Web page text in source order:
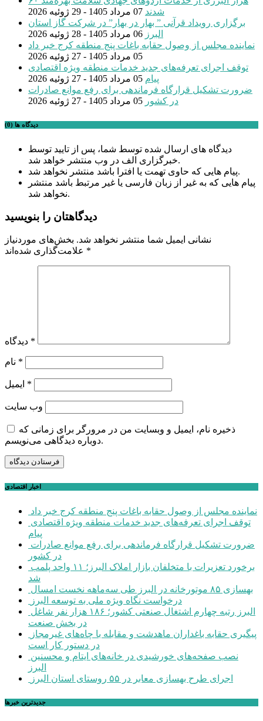
شدند 07 مرداد 1405 - 29 ژوئیه 2026
برگزاری رویداد قرآنی ” بهار در بهار” در شرکت گاز استان
البرز 06 مرداد 1405 - 28 ژوئیه 2026
نماینده مجلس از وصول حقابه باغات پنج منطقه کرج خبر داد
05 مرداد 1405 - 27 ژوئیه 2026
توقف اجرای تعرفه‌های جدید خدمات منطقه ویژه اقتصادی
پیام 05 مرداد 1405 - 27 ژوئیه 2026
ضرورت تشکیل قرارگاه فرماندهی برای رفع موانع صادرات
در کشور 05 مرداد 1405 - 27 ژوئیه 2026
دیدگاه ها (0)
دیدگاه های ارسال شده توسط شما، پس از تایید توسط
خبرگزاری الف در وب منتشر خواهد شد.
پیام هایی که حاوی تهمت یا افترا باشد منتشر نخواهد شد.
پیام هایی که به غیر از زبان فارسی یا غیر مرتبط باشد منتشر
نخواهد شد.
دیدگاهتان را بنویسید
نشانی ایمیل شما منتشر نخواهد شد. بخش‌های موردنیاز
*
*
*
*
وب‌ سایت
ذخیره نام، ایمیل و وبسایت من در مرورگر برای زمانی که
دوباره دیدگاهی می‌نویسم.
اخبار اقتصادی
نماینده مجلس از وصول حقابه باغات پنج منطقه کرج خبر داد
پیام
در کشور
شد
بهسازی ۸۵ موتورخانه در البرز طی سه‌ماهه نخست امسال
درخواست نگاه ویژه ملی به توسعه البرز
در بخش صنعت
در دستور کار است
البرز
اجرای طرح بهسازی معابر در ۵۵ روستای استان البرز
جديدترين خبرها